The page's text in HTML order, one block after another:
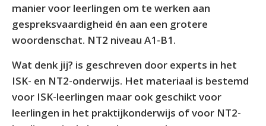
manier voor leerlingen om te werken aan
gespreksvaardigheid én aan een grotere
woordenschat. NT2 niveau A1-B1.
Wat denk jij? is geschreven door experts in het
ISK- en NT2-onderwijs. Het materiaal is bestemd
voor ISK-leerlingen maar ook geschikt voor
leerlingen in het praktijkonderwijs of voor NT2-